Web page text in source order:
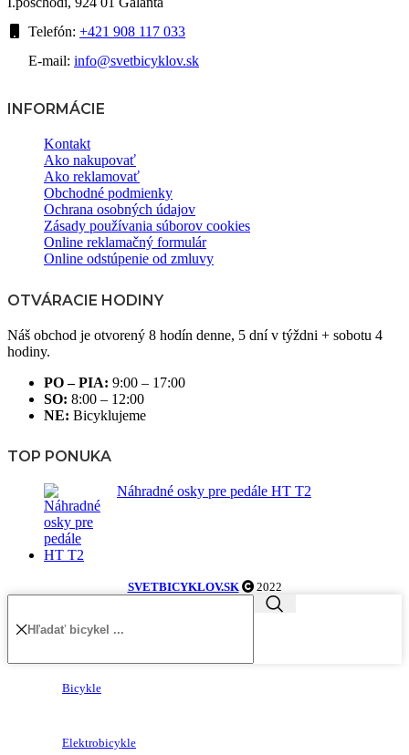
Telefón: +421 908 117 033
E-mail: info@svetbicyklov.sk
INFORMÁCIE
Kontakt
Ako nakupovať
Ako reklamovať
Obchodné podmienky
Ochrana osobných údajov
Zásady používania súborov cookies
Online reklamačný formulár
Online odstúpenie od zmluvy
OTVÁRACIE HODINY
Náš obchod je otvorený 8 hodín denne, 5 dní v týždni + sobotu 4
hodiny.
PO – PIA: 9:00 – 17:00
SO: 8:00 – 12:00
NE: Bicyklujeme
TOP PONUKA
Náhradné osky pre pedále HT T2
SVETBICYKLOV.SK 2022
Bicykle
Elektrobicykle